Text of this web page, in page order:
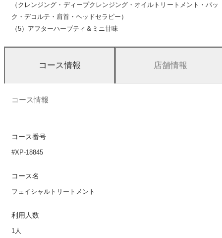
（クレンジング・ディープクレンジング・オイルトリートメント・パッ
ク・デコルテ・肩首・ヘッドセラピー）
（5）アフターハーブティ＆ミニ甘味
コース情報 店舗情報
コース情報
コース番号
#XP-18845
コース名
フェイシャルトリートメント
利用人数
1人